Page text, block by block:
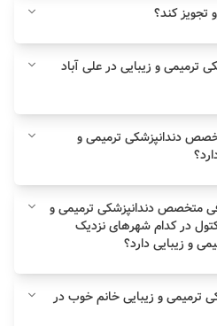
تجویز کند؟
ترمیمی و زیبایی در علی آباد
دندانپزشکی ترمیمی و
متخصص دندانپزشکی ترمیمی و
در کدام شهرهای نزدیک
و زیبایی دارد؟
ترمیمی و زیبایی خانم خوب در